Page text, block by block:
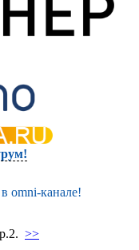
omni-канале!
>>